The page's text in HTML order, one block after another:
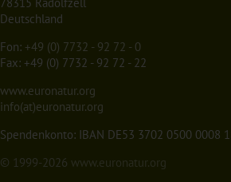
Deutschland
Fon: +49 (0) 7732 - 92 72 - 0
Fax: +49 (0) 7732 - 92 72 - 22
www.euronatur.org
info(at)euronatur.org
Spendenkonto: IBAN DE53 3702 0500 0008
© 1999-2026 www.euronatur.org